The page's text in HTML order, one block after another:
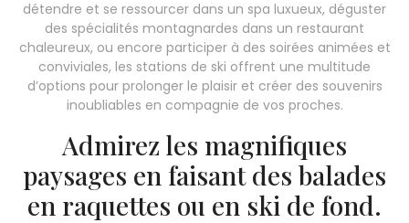
détendre et se ressourcer dans un spa luxueux, déguster
des spécialités montagnardes dans un restaurant
chaleureux, ou encore participer à des soirées animées et
conviviales, les stations de ski offrent une multitude
d’options pour prolonger le plaisir et créer des souvenirs
inoubliables en compagnie de vos proches.
Admirez les magnifiques
paysages en faisant des balades
en raquettes ou en ski de fond.